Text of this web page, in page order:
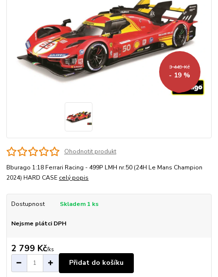
3 449 Kč
- 19 %
Ohodnotit produkt
Bburago 1:18 Ferrari Racing - 499P LMH nr.50 (24H Le Mans Champion
2024) HARD CASE celý popis
Dostupnost Skladem 1 ks
Nejsme plátci DPH
2 799 Kč/ks
Přidat do košíku